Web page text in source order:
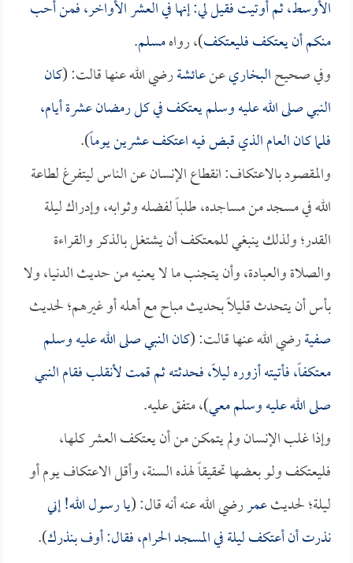
الأوسط، ثم أوتيت فقيل لي: إنها في العشر الأواخر، فمن أحب
منكم أن يعتكف فليعتكف)، رواهمسلم.
وفي صحيحالبخاريعنعائشةرضي الله عنها قالت: (كان
النبي صلى الله عليه وسلم يعتكف في كل رمضان عشرة أيام،
فلما كان العام الذي قبض فيه اعتكف عشرين يوماً).
والمقصود بالاعتكاف: انقطاع الإنسان عن الناس ليتفرغ لطاعة
الله في مسجد من مساجده، طلباً لفضله وثوابه، وإدراك ليلة
القدر؛ ولذلك ينبغي للمعتكف أن يشتغل بالذكر والقراءة
والصلاة والعبادة، وأن يتجنب ما لا يعنيه من حديث الدنيا، ولا
بأس أن يتحدث قليلاً بحديث مباح مع أهله أو غيرهم؛ لحديث
صفيةرضي الله عنها قالت: (كان النبي صلى الله عليه وسلم
معتكفاً، فأتيته أزوره ليلاً، فحدثته ثم قمت لأنقلب فقام النبي
صلى الله عليه وسلم معي)، متفق عليه.
وإذا غلب الإنسان ولم يتمكن من أن يعتكف العشر كلها،
فليعتكف ولو بعضها تحقيقاً لهذه السنة، وأقل الاعتكاف يوم أو
ليلة؛ لحديثعمررضي الله عنه أنه قال: (يا رسول الله! إني
نذرت أن أعتكف ليلة في المسجد الحرام، فقال: أوف بنذرك).